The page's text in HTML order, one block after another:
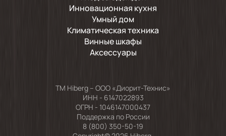
Инновационная кухня
Умный дом
Климатическая техника
Винные шкафы
Аксессуары
TM Hiberg – ООО «Диорит-Технис»
ИНН - 6147022893
ОГРН - 1046147000437
Поддержка по России
8 (800) 350-50-19